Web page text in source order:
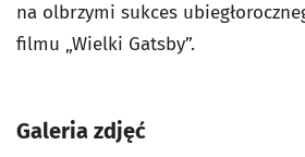
na olbrzymi sukces
filmu „Wielki Gatsby”.
Galeria zdjęć